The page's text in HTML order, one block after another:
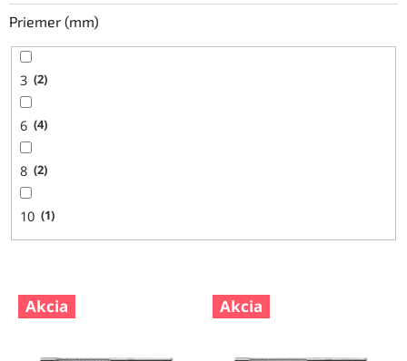
Priemer (mm)
3 2
6 4
8 2
10 1
V
Akcia Akcia